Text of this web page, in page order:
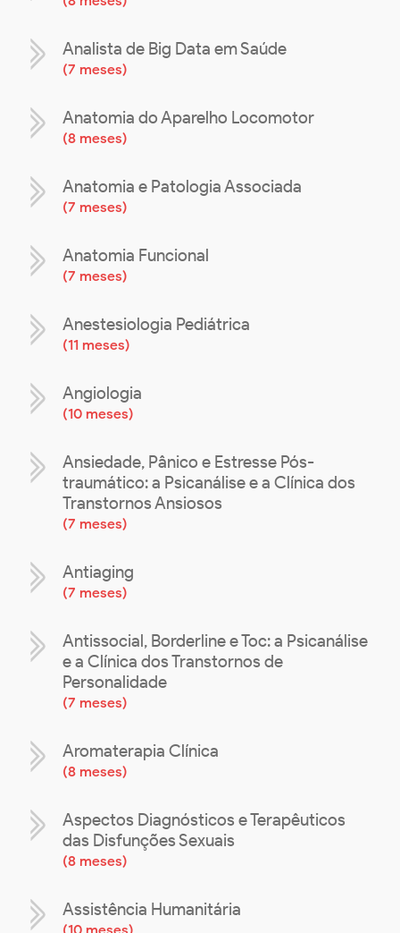
Analista de Big Data em Saúde
(7 meses)
Anatomia do Aparelho Locomotor
(8 meses)
Anatomia e Patologia Associada
(7 meses)
Anatomia Funcional
(7 meses)
Anestesiologia Pediátrica
(11 meses)
Angiologia
(10 meses)
Ansiedade, Pânico e Estresse Pós-
traumático: a Psicanálise e a Clínica dos
Transtornos Ansiosos
(7 meses)
Antiaging
(7 meses)
Antissocial, Borderline e Toc: a Psicanálise
e a Clínica dos Transtornos de
Personalidade
(7 meses)
Aromaterapia Clínica
(8 meses)
Aspectos Diagnósticos e Terapêuticos
das Disfunções Sexuais
(8 meses)
Assistência Humanitária